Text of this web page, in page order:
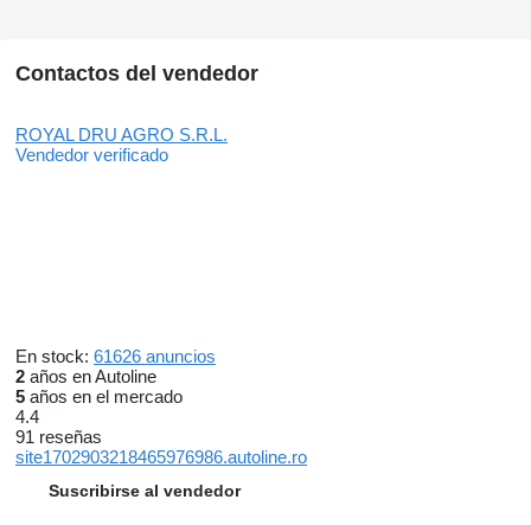
Contactos del vendedor
ROYAL DRU AGRO S.R.L.
Vendedor verificado
En stock: 61626 anuncios
2 años en Autoline
5 años en el mercado
4.4
91 reseñas
site1702903218465976986.autoline.ro
Suscribirse al vendedor